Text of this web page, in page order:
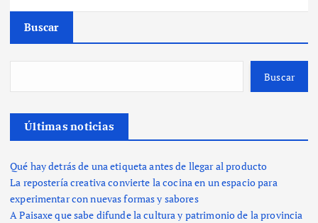
Buscar
Buscar
Últimas noticias
Qué hay detrás de una etiqueta antes de llegar al producto
La repostería creativa convierte la cocina en un espacio para
experimentar con nuevas formas y sabores
A Paisaxe que sabe difunde la cultura y patrimonio de la provincia